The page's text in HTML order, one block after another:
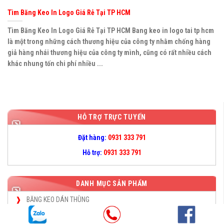
HỖ TRỢ TRỰC TUYẾN
Đặt hàng: 0931 333 791
Hỗ trợ: 0931 333 791
DANH MỤC SẢN PHẨM
BĂNG KEO DÁN THÙNG
BĂNG KEO IN CHỮ- BĂNG KEO LOGO
Tìm Băng Keo In Logo Giá Rẻ Tại TP HCM
Tìm Băng Keo In Logo Giá Rẻ Tại TP HCM Bang keo in logo tai tp hcm
là một trong những cách thương hiệu của công ty nhằm chống hàng
giả hàng nhái thương hiệu của công ty mình, cũng có rất nhiều cách
khác nhung tốn chi phí nhiều ...